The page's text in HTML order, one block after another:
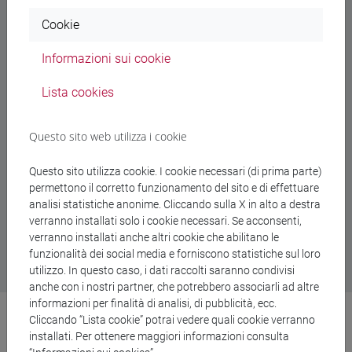
Avvisi docenti
Al momento non ci sono avvisi da parte dei docenti
Cookie
Informazioni sui cookie
Lista cookies
Questo sito web utilizza i cookie
Questo sito utilizza cookie. I cookie necessari (di prima parte)
permettono il corretto funzionamento del sito e di effettuare
analisi statistiche anonime. Cliccando sulla X in alto a destra
verranno installati solo i cookie necessari. Se acconsenti,
verranno installati anche altri cookie che abilitano le
funzionalità dei social media e forniscono statistiche sul loro
utilizzo. In questo caso, i dati raccolti saranno condivisi
anche con i nostri partner, che potrebbero associarli ad altre
informazioni per finalità di analisi, di pubblicità, ecc.
Cliccando “Lista cookie” potrai vedere quali cookie verranno
installati. Per ottenere maggiori informazioni consulta